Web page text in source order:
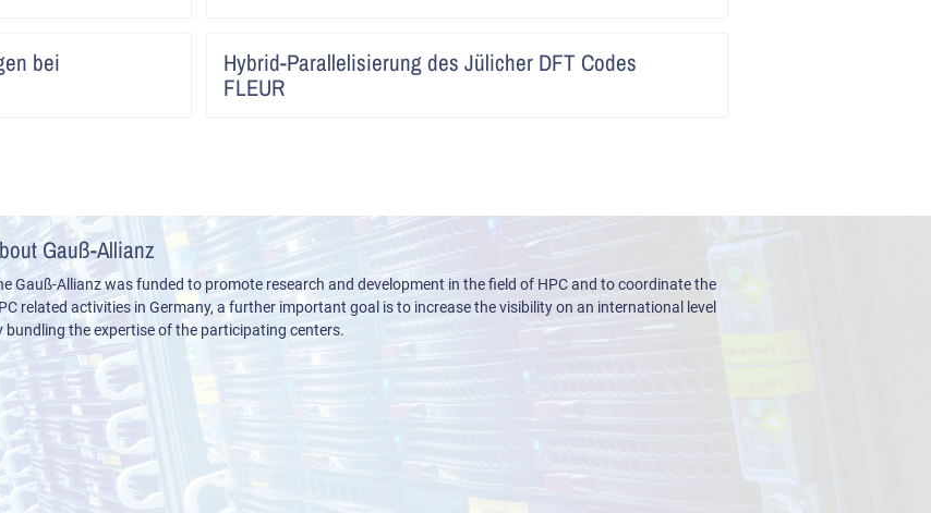
bei Hybrid-Parallelisierung des Jülicher DFT Codes
FLEUR
Gauß-Allianz
Gauß-Allianz was funded to promote research and development in the field of HPC and to coordinate the
related activities in Germany, a further important goal is to increase the visibility on an international level
bundling the expertise of the participating centers.